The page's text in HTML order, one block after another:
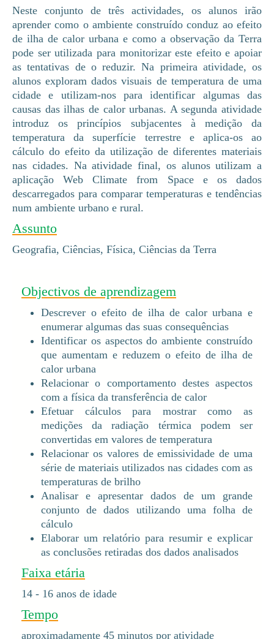
Neste conjunto de três actividades, os alunos irão
aprender como o ambiente construído conduz ao efeito
de ilha de calor urbana e como a observação da Terra
pode ser utilizada para monitorizar este efeito e apoiar
as tentativas de o reduzir. Na primeira atividade, os
alunos exploram dados visuais de temperatura de uma
cidade e utilizam-nos para identificar algumas das
causas das ilhas de calor urbanas. A segunda atividade
introduz os princípios subjacentes à medição da
temperatura da superfície terrestre e aplica-os ao
cálculo do efeito da utilização de diferentes materiais
nas cidades. Na atividade final, os alunos utilizam a
aplicação Web Climate from Space e os dados
descarregados para comparar temperaturas e tendências
num ambiente urbano e rural.
Assunto
Geografia, Ciências, Física, Ciências da Terra
Objectivos de aprendizagem
Descrever o efeito de ilha de calor urbana e
enumerar algumas das suas consequências
Identificar os aspectos do ambiente construído
que aumentam e reduzem o efeito de ilha de
calor urbana
Relacionar o comportamento destes aspectos
com a física da transferência de calor
Efetuar cálculos para mostrar como as
medições da radiação térmica podem ser
convertidas em valores de temperatura
Relacionar os valores de emissividade de uma
série de materiais utilizados nas cidades com as
temperaturas de brilho
Analisar e apresentar dados de um grande
conjunto de dados utilizando uma folha de
cálculo
Elaborar um relatório para resumir e explicar
as conclusões retiradas dos dados analisados
Faixa etária
14 - 16 anos de idade
Tempo
aproximadamente 45 minutos por atividade